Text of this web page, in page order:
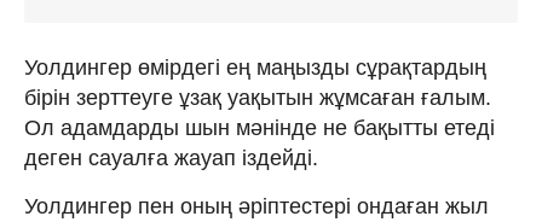
Уолдингер өмірдегі ең маңызды сұрақтардың
бірін зерттеуге ұзақ уақытын жұмсаған ғалым.
Ол адамдарды шын мәнінде не бақытты етеді
деген сауалға жауап іздейді.
Уолдингер пен оның әріптестері ондаған жыл